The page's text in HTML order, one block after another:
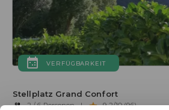
VERFÜGBARKEIT
Stellplatz Grand Confort
2 / 6 Personen | 9.2/10 (96)